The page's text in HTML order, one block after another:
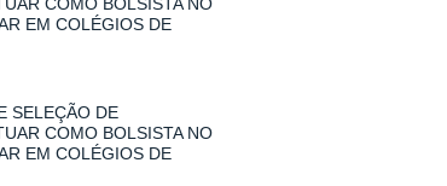
COMO BOLSISTA NO
EM COLÉGIOS DE
SELEÇÃO DE
COMO BOLSISTA NO
EM COLÉGIOS DE